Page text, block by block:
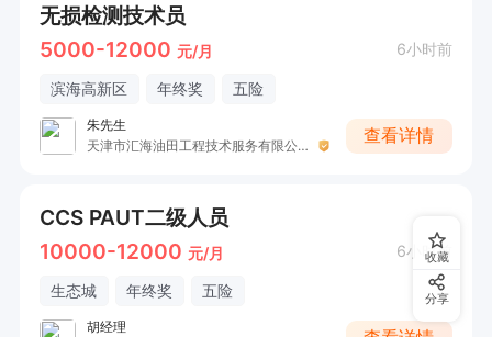
无损检测技术员
5000-12000 元/月 6小时前
滨海高新区 年终奖 五险
朱先生
天津市汇海油田工程技术服务有限公司
查看详情
CCS PAUT二级人员
10000-12000 元/月 6小时前
生态城 年终奖 五险
胡经理
收藏
分享